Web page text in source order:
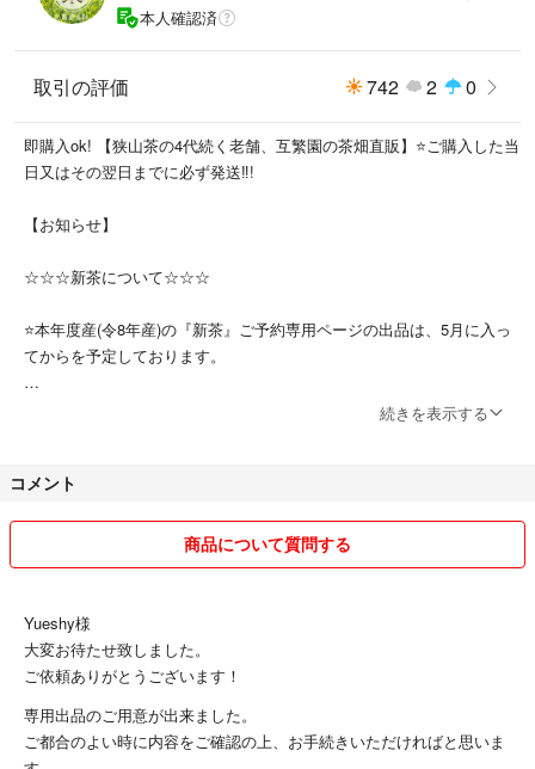
新茶を出されている農園もありますが、通常は遅めです。互繁園では、最
☆互繁園のお茶豆知識☆
ゆっくりと育つ新芽には他地域とは違った濃厚な味や栄養が詰まっている
どブレンドされる事なく皆さまへお届けが出来ます。また古い年度の一番
ます♪より新鮮なお茶を味わっていただきたい為、狭山の茶組合へ加入し
ている農家直販のお茶は賞味期限半年と決めて販売しております
気に入って頂けたら幸いです☆是非この機会にお試し頂ければと思います
新茶静岡茶冷茶茶葉お茶の葉2026
本人確認済
取引の評価 742 2 0
即購入ok! 【狭山茶の4代続く老舗、互繁園の茶畑直販】⭐️ご購入した当
日又はその翌日までに必ず発送‼︎!
【お知らせ】
☆☆☆新茶について☆☆☆
⭐️本年度産(令8年産)の『新茶』ご予約専用ページの出品は、5月に入っ
てからを予定しております。
⭐️本年度産(令8年産)の販売価格は検討中です。出来る限り皆さまへのご
法過程においても全く同じ味でないところも小さい茶農園直販の楽しみ
の一つです♪狭山地域内でも早くに摘まれて新茶を出されている農園も
のみを100%使用して煎茶をご提供しております。
お陰様で、令7年度産『なつかし煎茶』は、完売となりました！ご愛飲
☆ご希望等ございましたら、お気軽にコメントいただければと思いま
続きを表示する
コメント
商品について質問する
Yueshy様
大変お待たせ致しました。
ご依頼ありがとうございます！
専用出品のご用意が出来ました。
ご都合のよい時に内容をご確認の上、お手続きいただければと思いま